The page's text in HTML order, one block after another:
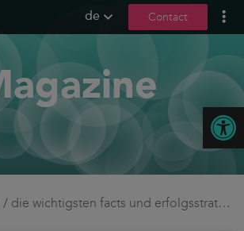
de Contact
/ die wichtigsten facts und erfolgsstrategien fürs e-mail marketing 2025